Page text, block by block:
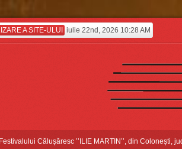
A SITE-ULUI iulie 22nd, 2026 10:28 AM
Călușăresc ’’ILIE MARTIN’’, din Colonești,